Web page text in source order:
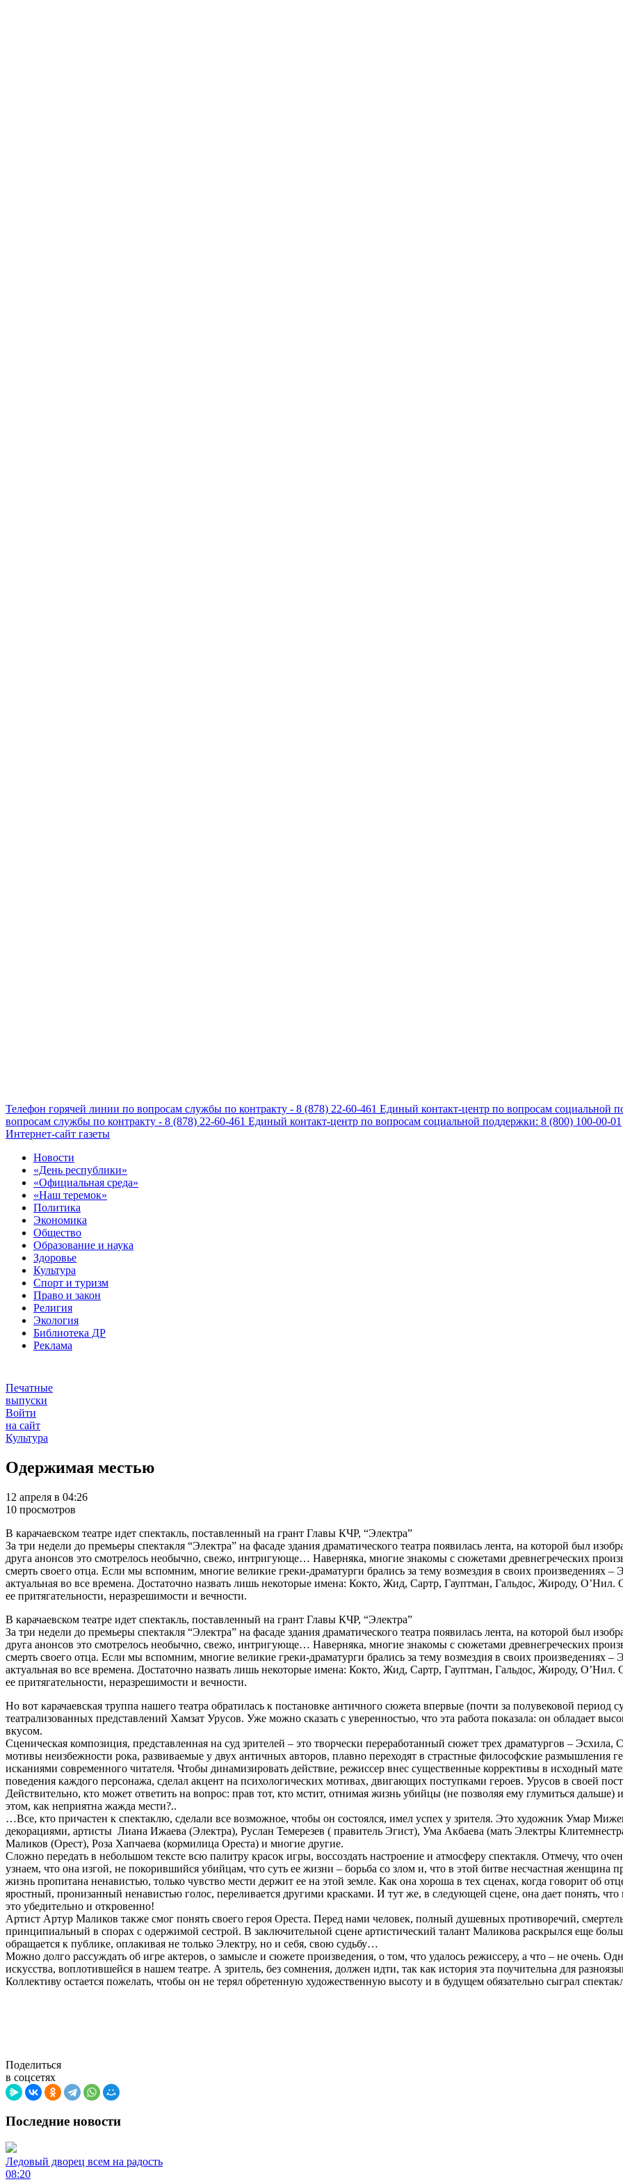
Телефон горячей линии по вопросам службы по контракту - 8 (878) 22-60-461 Единый контакт-центр по вопросам социальной
вопросам службы по контракту - 8 (878) 22-60-461 Единый контакт-центр по вопросам социальной поддержки: 8 (800) 100-00-01
Интернет-сайт газеты
Новости
«День республики»
«Официальная среда»
«Наш теремок»
Политика
Экономика
Общество
Образование и наука
Здоровье
Культура
Спорт и туризм
Право и закон
Религия
Экология
Библиотека ДР
Реклама
Печатные
выпуски
Войти
на сайт
Культура
Одержимая местью
12 апреля в 04:26
10 просмотров
В карачаевском театре идет спектакль, поставленный на грант Главы КЧР, “Электра”
За три недели до премьеры спектакля “Электра” на фасаде здания драматического театра появилась лента, на которой был
друга анонсов это смотрелось необычно, свежо, интригующе… Наверняка, многие знакомы с сюжетами древнегреческих
смерть своего отца. Если мы вспомним, многие великие греки-драматурги брались за тему возмездия в своих
актуальная во все времена. Достаточно назвать лишь некоторые имена: Кокто, Жид, Сартр, Гауптман, Гальдос, Жироду, О’Нил.
ее притягательности, неразрешимости и вечности.
В карачаевском театре идет спектакль, поставленный на грант Главы КЧР, “Электра”
За три недели до премьеры спектакля “Электра” на фасаде здания драматического театра появилась лента, на которой был
друга анонсов это смотрелось необычно, свежо, интригующе… Наверняка, многие знакомы с сюжетами древнегреческих
смерть своего отца. Если мы вспомним, многие великие греки-драматурги брались за тему возмездия в своих
актуальная во все времена. Достаточно назвать лишь некоторые имена: Кокто, Жид, Сартр, Гауптман, Гальдос, Жироду, О’Нил.
ее притягательности, неразрешимости и вечности.
Но вот карачаевская труппа нашего театра обратилась к постановке античного сюжета впервые (почти за полувековой
театрализованных представлений Хамзат Урусов. Уже можно сказать с уверенностью, что эта работа показала: он обладает
вкусом.
Сценическая композиция, представленная на суд зрителей – это творчески переработанный сюжет трех драматургов –
мотивы неизбежности рока, развиваемые у двух античных авторов, плавно переходят в страстные философские размышления
исканиями современного читателя. Чтобы динамизировать действие, режиссер внес существенные коррективы в исходный
поведения каждого персонажа, сделал акцент на психологических мотивах, двигающих поступками героев. Урусов в своей
Действительно, кто может ответить на вопрос: прав тот, кто мстит, отнимая жизнь убийцы (не позволяя ему глумиться
этом, как неприятна жажда мести?..
…Все, кто причастен к спектаклю, сделали все возможное, чтобы он состоялся, имел успех у зрителя. Это художник Умар
декорациями, артисты Лиана Ижаева (Электра), Руслан Темерезев ( правитель Эгист), Ума Акбаева (мать Электры
Маликов (Орест), Роза Хапчаева (кормилица Ореста) и многие другие.
Сложно передать в небольшом тексте всю палитру красок игры, воссоздать настроение и атмосферу спектакля. Отмечу, что
узнаем, что она изгой, не покорившийся убийцам, что суть ее жизни – борьба со злом и, что в этой битве несчастная женщина
жизнь пропитана ненавистью, только чувство мести держит ее на этой земле. Как она хороша в тех сценах, когда говорит об
яростный, пронизанный ненавистью голос, переливается другими красками. И тут же, в следующей сцене, она дает понять,
это убедительно и откровенно!
Артист Артур Маликов также смог понять своего героя Ореста. Перед нами человек, полный душевных противоречий,
принципиальный в спорах с одержимой сестрой. В заключительной сцене артистический талант Маликова раскрылся еще
обращается к публике, оплакивая не только Электру, но и себя, свою судьбу…
Можно долго рассуждать об игре актеров, о замысле и сюжете произведения, о том, что удалось режиссеру, а что – не очень.
искусства, воплотившейся в нашем театре. А зритель, без сомнения, должен идти, так как история эта поучительна для
Коллективу остается пожелать, чтобы он не терял обретенную художественную высоту и в будущем обязательно сыграл
Поделиться
в соцсетях
Последние новости
Ледовый дворец всем на радость
08:20